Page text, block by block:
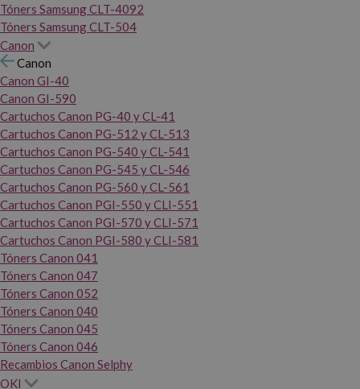
Tóners Samsung CLT-4092
Tóners Samsung CLT-504
Canon
Canon
Canon GI-40
Canon GI-590
Cartuchos Canon PG-40 y CL-41
Cartuchos Canon PG-512 y CL-513
Cartuchos Canon PG-540 y CL-541
Cartuchos Canon PG-545 y CL-546
Cartuchos Canon PG-560 y CL-561
Cartuchos Canon PGI-550 y CLI-551
Cartuchos Canon PGI-570 y CLI-571
Cartuchos Canon PGI-580 y CLI-581
Tóners Canon 041
Tóners Canon 047
Tóners Canon 052
Tóners Canon 040
Tóners Canon 045
Tóners Canon 046
Recambios Canon Selphy
OKI